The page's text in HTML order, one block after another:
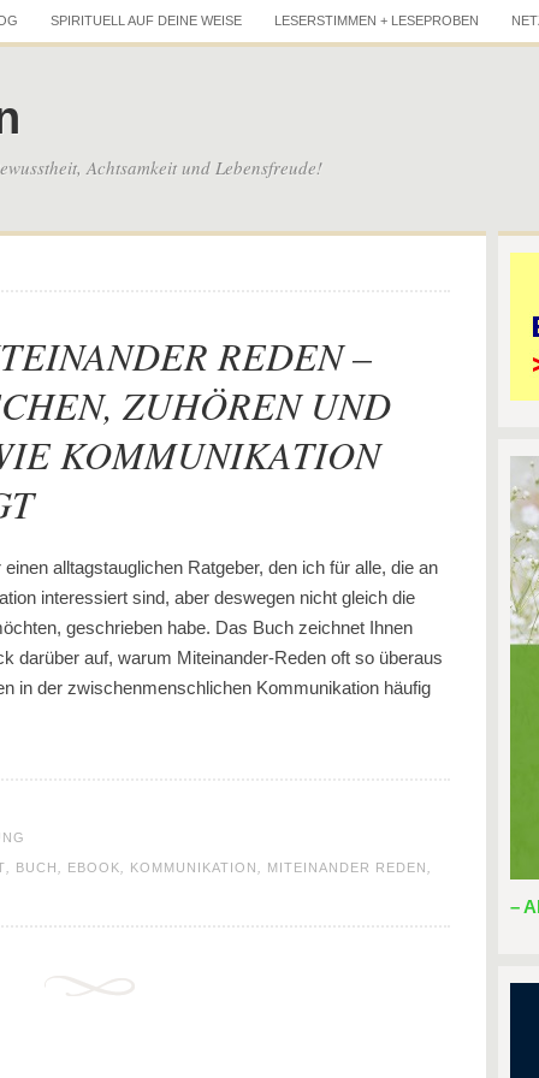
SPIRITUELL AUF DEINE WEISE LESERSTIMMEN + LESEPROBEN
Achtsamkeit und Lebensfreude!
REDEN –
ZUHÖREN UND
KOMMUNIKATION
alltagstauglichen Ratgeber, den ich für alle, die an
interessiert sind, aber deswegen nicht gleich die
geschrieben habe. Das Buch zeichnet Ihnen
darüber auf, warum Miteinander-Reden oft so überaus
in der zwischenmenschlichen Kommunikation häufig
BUCH EBOOK KOMMUNIKATION MITEINANDER REDEN
–